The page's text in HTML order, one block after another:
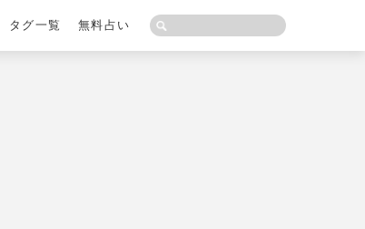
タグ一覧 無料占い